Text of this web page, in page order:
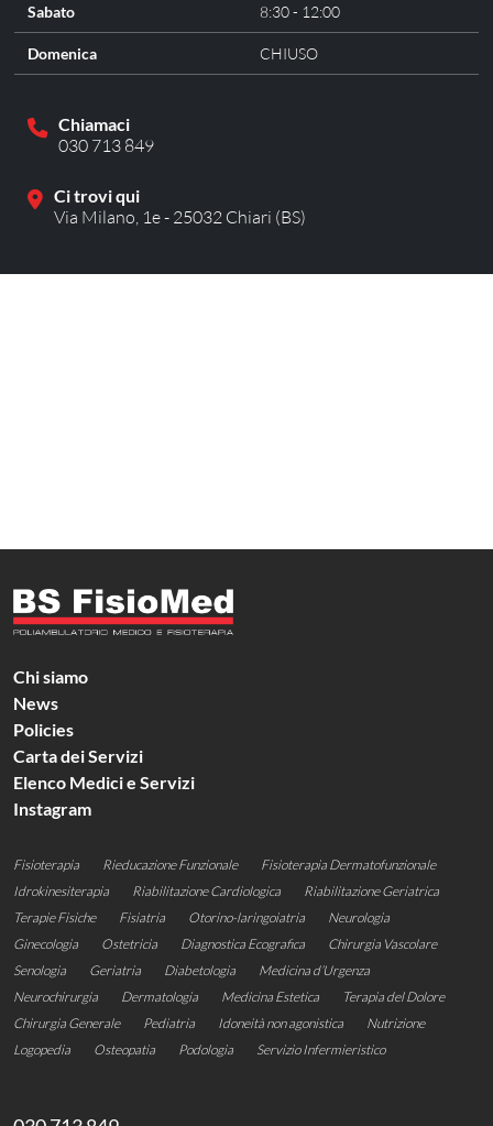
Sabato 8:30 - 12:00
Domenica CHIUSO
Chiamaci
030 713 849
Ci trovi qui
Via Milano, 1e - 25032 Chiari (BS)
Chi siamo
News
Policies
Carta dei Servizi
Elenco Medici e Servizi
Instagram
Fisioterapia Rieducazione Funzionale
Fisioterapia Dermatofunzionale
Idrokinesiterapia
Riabilitazione Cardiologica
Riabilitazione Geriatrica​​
Terapie Fisiche
Fisiatria Otorino-laringoiatria
Neurologia
Ginecologia
Ostetricia Diagnostica Ecografica
Chirurgia Vascolare
Senologia
Geriatria Diabetologia
Medicina d’Urgenza
Neurochirurgia
Dermatologia Medicina Estetica
Terapia del Dolore
Chirurgia Generale
Pediatria Idoneità non agonistica
Nutrizione
Logopedia
Osteopatia Podologia Servizio Infermieristico